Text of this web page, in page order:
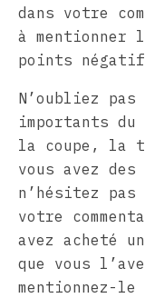
dans votre
à
points
N’oubliez
importants
la coupe, la
vous avez
n’hésitez pas
votre
avez acheté
que vous
mentionnez-